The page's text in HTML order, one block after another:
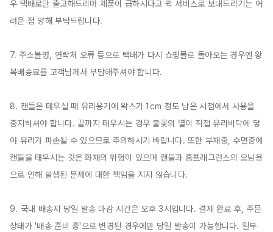
우 택배로만 출고해드리며 제품이 급하시다고 퀵 서비스로 보내드리기는 어
려운 점 양해 부탁드립니다.
7. 주소불명, 연락처 오류 등으로 택배가 다시 쇼핑몰로 돌아오는 경우엔 왕
복배송료를 고객님께서 부담해주셔야 합니다.
8. 캔들은 태우실 때 유리용기에 왁스가 1cm 정도 남은 시점에서 사용을
중지하셔야 합니다. 끝까지 태우시는 경우 불꽃의 열이 직접 유리바닥에 닿
아 유리가 파손될 수 있으므로 주의하시기 바랍니다. 또한 부재중, 수면중에
캔들을 태우시는 것은 화재의 위험이 있으며 캔들과 홈프래그런스의 오남용
으로 인해 발생된 문제에 대한 책임을 지지 않습니다.
9. 국내 배송지 당일 발송 마감 시간은 오후 3시입니다. 결제 완료 후, 주문
상태가 '배송 준비 중'으로 변경된 경우에만 당일 발송이 가능합니다. 일부